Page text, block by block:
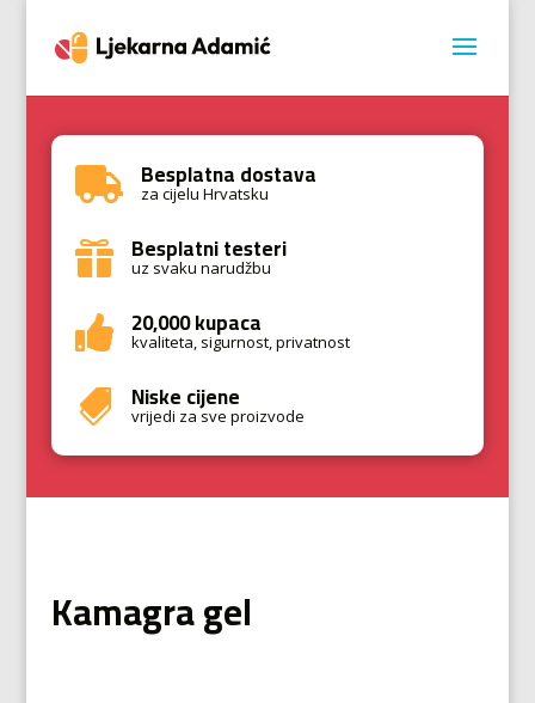
 Besplatna dostava
za cijelu Hrvatsku
 Besplatni testeri
uz svaku narudžbu
 20,000 kupaca
kvaliteta, sigurnost, privatnost
 Niske cijene
vrijedi za sve proizvode
Kamagra gel